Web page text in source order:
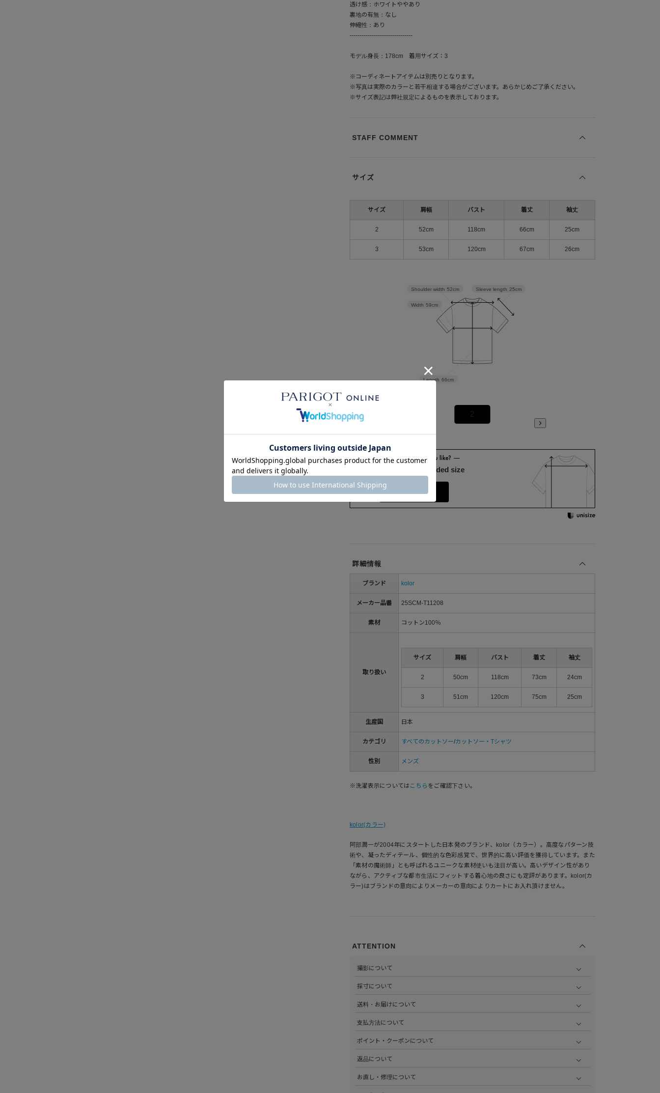
透け感：ホワイトややあり
裏地の有無：なし
伸縮性：あり
--------------------------------
モデル身長：178cm 着用サイズ：3
※コーディネートアイテムは別売りとなります。
※写真は実際のカラーと若干相違する場合がございます。あらかじめご了承ください。
※サイズ表記は弊社規定によるものを表示しております。
STAFF COMMENT
サイズ
サイズ 肩幅 バスト 着丈 袖丈
2 52cm 118cm 66cm 25cm
3 53cm 120cm 67cm 26cm
Sleeve length 25cm
Length 66cm
Width 59cm
Shoulder width 52cm
2
Check the recommended size
Try this item on
詳細情報
ブランド kolor
メーカー品番 25SCM-T11208
素材 コットン100％
取り扱い
サイズ 肩幅 バスト 着丈 袖丈
2 50cm 118cm 73cm 24cm
3 51cm 120cm 75cm 25cm
生産国 日本
カテゴリ すべてのカットソー/カットソー・Tシャツ
性別 メンズ
※洗濯表示については こちら をご確認下さい。
kolor(カラー)
阿部潤一が2004年にスタートした日本発のブランド、kolor（カラー）。高度なパターン技
術や、凝ったディテール、個性的な色彩感覚で、世界的に高い評価を獲得しています。また
「素材の魔術師」とも呼ばれるユニークな素材使いも注目が高い。高いデザイン性があり
ながら、アクティブな都市生活にフィットする着心地の良さにも定評があります。kolor(カ
ラー)はブランドの意向によりメーカーの意向によりカートにお入れ頂けません。
ATTENTION
撮影について
心がけています。詳しくは
採寸について
部サイズタブか、または
送料・お届けについて
ださい。
支払方法について
・クレジットカード払い（VISA、Master、JCB、AMEX、Diners）
・PayPay
分割払いやご利用可能なクレジットカードなど詳しくは
ポイント・クーポンについて
す。
発行中のクーポンはマイページよりご確認いただけます。
返品について
確認ください。
お直し・修理について